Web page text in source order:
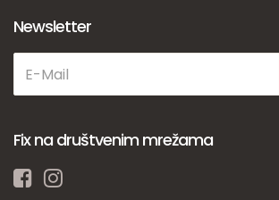
Newsletter
Fix na društvenim mrežama